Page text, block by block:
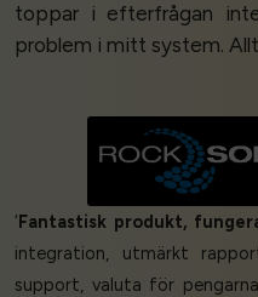
toppar i efterfrågan
problem i mitt system.
‘Fantastisk produkt,
integration, utmärkt
support, valuta för